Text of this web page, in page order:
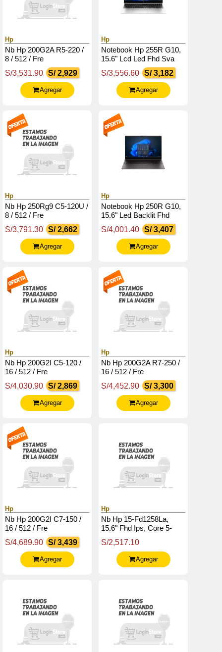
Hp
Nb Hp 200G2A R5-220 /
8 / 512 / Fre
S/3,531.90 S/ 2,929
Agregar
Hp
Notebook Hp 255R G10,
15.6" Lcd Led Fhd Sva
Amd Ryzen 7 7735U
Hasta 4.7Ghz, 16Gb
Ddr5-4800
S/3,556.60 S/ 3,182
Agregar
Hp
Nb Hp 250Rg9 C5-120U /
8 / 512 / Fre
S/3,791.30 S/ 2,662
Agregar
Hp
Notebook Hp 250R G10,
15.6" Led Backlit Fhd
Sva, Core 7 150U Hasta
5.4Ghz, 16Gb Ddr5-5200
S/4,001.40 S/ 3,407
Agregar
Hp
Nb Hp 200G2I C5-120 /
16 / 512 / Fre
S/4,030.90 S/ 2,869
Agregar
Hp
Nb Hp 200G2A R7-250 /
16 / 512 / Fre
S/4,452.90 S/ 3,300
Agregar
Hp
Nb Hp 200G2I C7-150 /
16 / 512 / Fre
S/4,689.90 S/ 3,439
Agregar
Hp
Nb Hp 15-Fd1258La,
15.6" Fhd Ips, Core 5-
Ddr4 / 256Gb Ssd M.2
S/2,517.10
Agregar